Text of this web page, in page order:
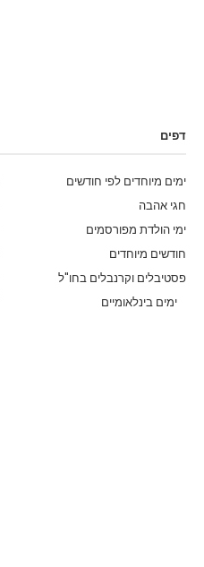
דפים
ימים מיוחדים לפי חודשים
חגי אהבה
ימי הולדת מפורסמים
חודשים מיוחדים
פסטיבלים וקרנבלים בחו"ל
ימים בינלאומיים